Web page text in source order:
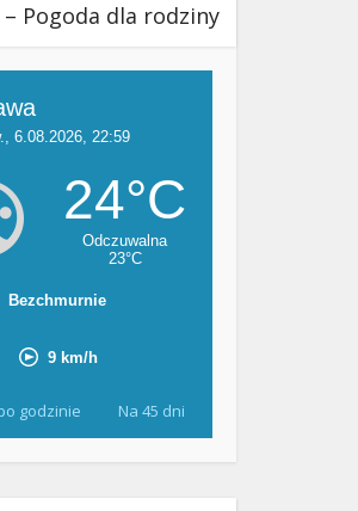
Pogoda dla rodziny
godzinie Na 45 dni